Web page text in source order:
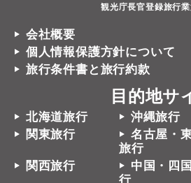
観光庁長官登録旅行
会社概要
個人情報保護方針について
旅行条件書と旅行約款
目的地サ
北海道旅行
沖縄旅行
関東旅行
名古屋・
旅行
関西旅行
中国・四
行